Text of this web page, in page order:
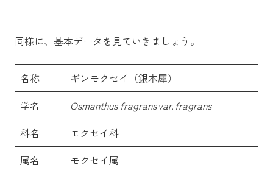
同様に、基本データを見ていきましょう。
名称
ギンモクセイ（銀木犀）
学名
Osmanthus fragrans var. fragrans
科名
モクセイ科
属名
モクセイ属